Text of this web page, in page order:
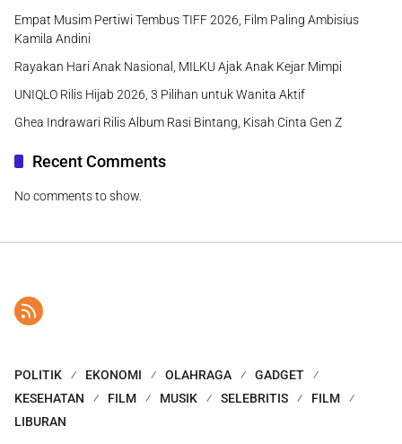
Empat Musim Pertiwi Tembus TIFF 2026, Film Paling Ambisius
Kamila Andini
Rayakan Hari Anak Nasional, MILKU Ajak Anak Kejar Mimpi
UNIQLO Rilis Hijab 2026, 3 Pilihan untuk Wanita Aktif
Ghea Indrawari Rilis Album Rasi Bintang, Kisah Cinta Gen Z
Recent Comments
No comments to show.
POLITIK EKONOMI OLAHRAGA
GADGET
KESEHATAN
FILM MUSIK SELEBRITIS
FILM
LIBURAN